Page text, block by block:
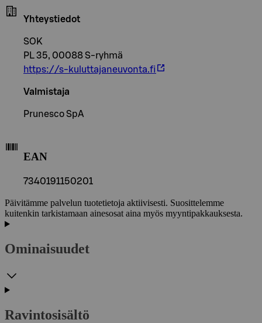
Yhteystiedot
SOK
PL 35, 00088 S-ryhmä
https://s-kuluttajaneuvonta.fi
Valmistaja
Prunesco SpA
EAN
7340191150201
Päivitämme palvelun tuotetietoja aktiivisesti. Suosittelemme
kuitenkin tarkistamaan ainesosat aina myös myyntipakkauksesta.
Ominaisuudet
Ravintosisältö